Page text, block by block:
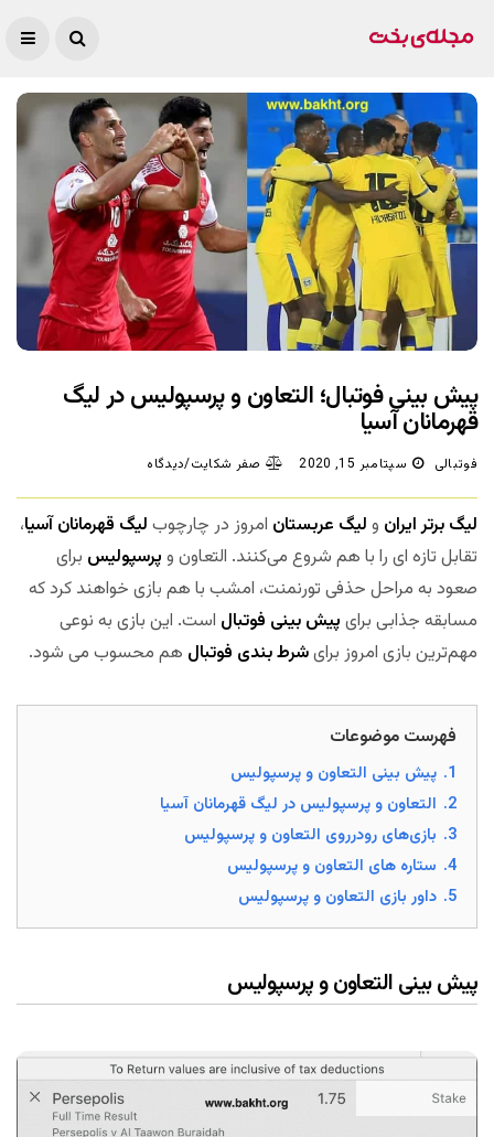
پیش بینی فوتبال؛ التعاون و پرسپولیس در لیگ
قهرمانان آسیا
فوتبالی سپتامبر 15, 2020 صفر شکایت/دیدگاه
لیگ برتر ایران و لیگ عربستان امروز در چارچوب لیگ قهرمانان آسیا،
تقابل تازه ای را با هم شروع می‌کنند. التعاون و پرسپولیس برای
صعود به مراحل حذفی تورنمنت، امشب با هم بازی خواهند کرد که
مسابقه جذابی برای پیش بینی فوتبال است. این بازی به نوعی
مهم‌ترین بازی امروز برایشرط بندی فوتبال هم محسوب می شود.
فهرست موضوعات
1. پیش بینی التعاون و پرسپولیس
2. التعاون و پرسپولیس در لیگ قهرمانان آسیا
3. بازی‌های رودرروی التعاون و پرسپولیس
4. ستاره های التعاون و پرسپولیس
5. داور بازی التعاون و پرسپولیس
پیش بینی التعاون و پرسپولیس